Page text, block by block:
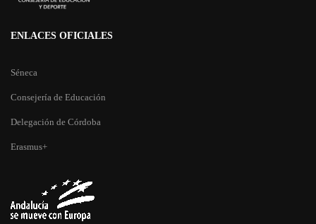
ENLACES OFICIALES
Séneca
Consejería de Educación
Delegación de Córdoba
Erasmus+